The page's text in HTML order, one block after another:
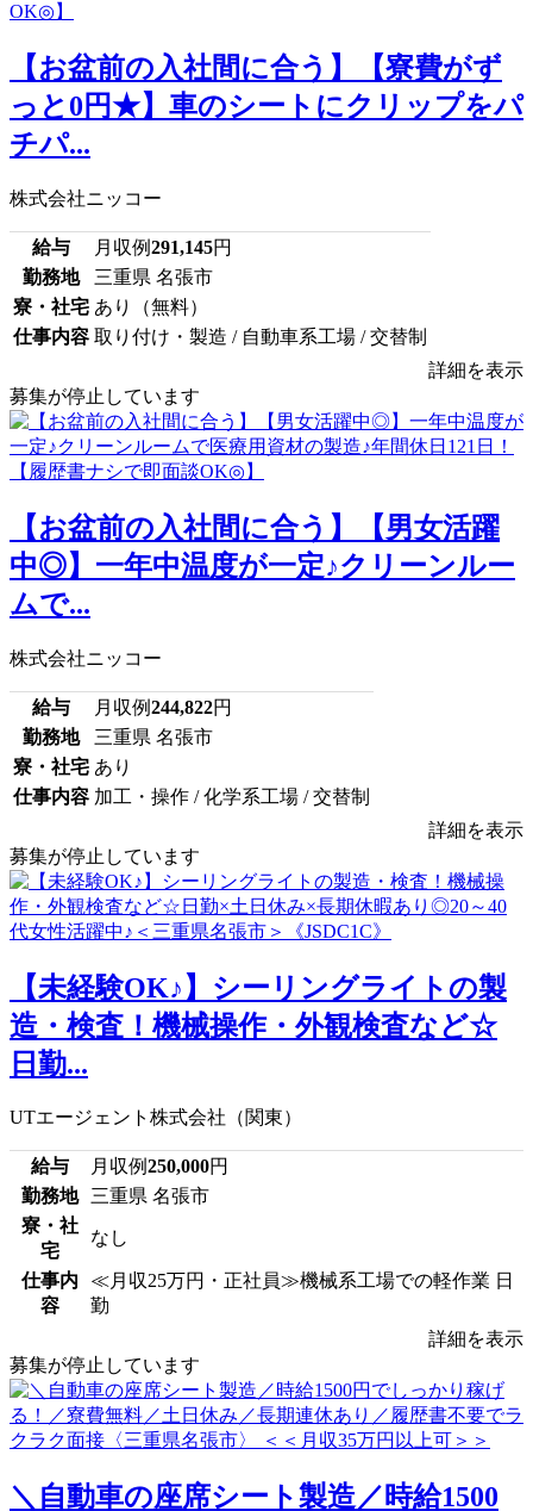
【お盆前の入社間に合う】【寮費がず
っと0円★】車のシートにクリップをパ
チパ...
株式会社ニッコー
給与 月収例291,145円
勤務地
三重県 名張市
寮・社宅 あり（無料）
仕事内容 取り付け・製造 / 自動車系工場 / 交替制
詳細を表示
募集が停止しています
【お盆前の入社間に合う】【男女活躍
中◎】一年中温度が一定♪クリーンルー
ムで...
株式会社ニッコー
給与 月収例244,822円
勤務地
三重県 名張市
寮・社宅 あり
仕事内容 加工・操作 / 化学系工場 / 交替制
詳細を表示
募集が停止しています
【未経験OK♪】シーリングライトの製
造・検査！機械操作・外観検査など☆
日勤...
UTエージェント株式会社（関東）
給与 月収例250,000円
勤務地
三重県 名張市
寮・社
宅
なし
仕事内
容
≪月収25万円・正社員≫機械系工場での軽作業 日
勤
詳細を表示
募集が停止しています
＼自動車の座席シート製造／時給1500